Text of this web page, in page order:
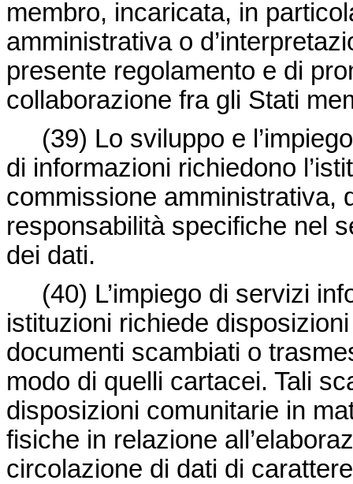
membro, incaricata, in
amministrativa o
presente regolamento e di
collaborazione fra gli Stati
(39) Lo sviluppo e
di informazioni richiedono
commissione amministrativa,
responsabilità specifiche nel
dei dati.
(40) L’impiego di servizi
istituzioni richiede
documenti scambiati o
modo di quelli cartacei. Tali
disposizioni comunitarie in
fisiche in relazione
circolazione di dati di